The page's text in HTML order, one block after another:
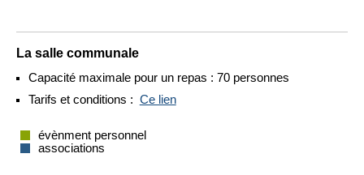
La salle communale
Capacité maximale pour un repas : 70 personnes
Tarifs et conditions : Ce lien
évènment personnel
associations